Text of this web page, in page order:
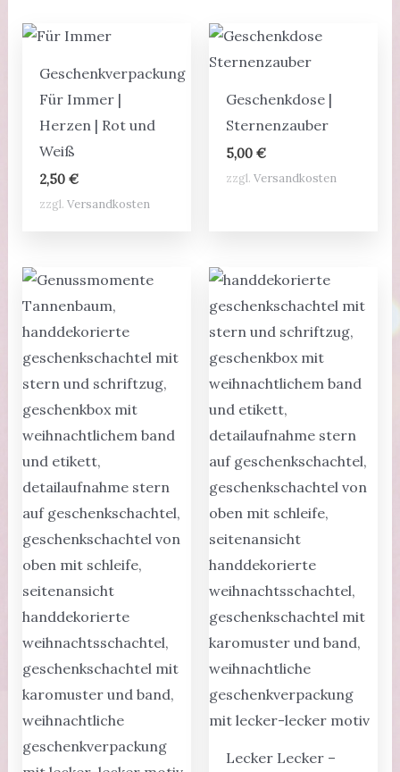
Geschenkverpackung
Für Immer |
Herzen | Rot und
Weiß
2,50 €
zzgl. Versandkosten
Geschenkdose |
Sternenzauber
5,00€
zzgl.Versandkosten
Lecker Lecker –